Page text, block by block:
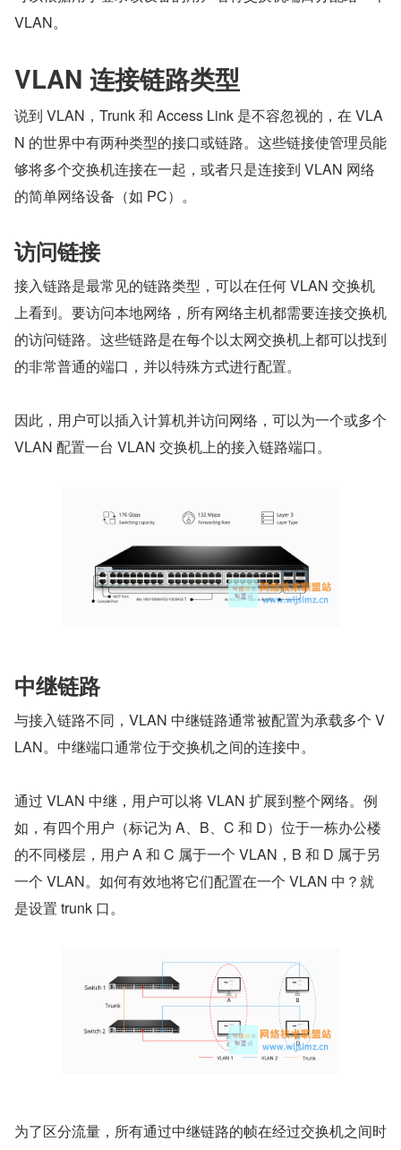
VLAN。
VLAN 连接链路类型
说到 VLAN，Trunk 和 Access Link 是不容忽视的，在 VLA
N 的世界中有两种类型的接口或链路。这些链接使管理员能
够将多个交换机连接在一起，或者只是连接到 VLAN 网络
的简单网络设备（如 PC）。
访问链接
接入链路是最常见的链路类型，可以在任何 VLAN 交换机
上看到。要访问本地网络，所有网络主机都需要连接交换机
的访问链路。这些链路是在每个以太网交换机上都可以找到
的非常普通的端口，并以特殊方式进行配置。
因此，用户可以插入计算机并访问网络，可以为一个或多个
VLAN 配置一台 VLAN 交换机上的接入链路端口。
中继链路
与接入链路不同，VLAN 中继链路通常被配置为承载多个 V
LAN。中继端口通常位于交换机之间的连接中。
通过 VLAN 中继，用户可以将 VLAN 扩展到整个网络。例
如，有四个用户（标记为 A、B、C 和 D）位于一栋办公楼
的不同楼层，用户 A 和 C 属于一个 VLAN，B 和 D 属于另
一个 VLAN。如何有效地将它们配置在一个 VLAN 中？就
是设置 trunk 口。
为了区分流量，所有通过中继链路的帧在经过交换机之间时